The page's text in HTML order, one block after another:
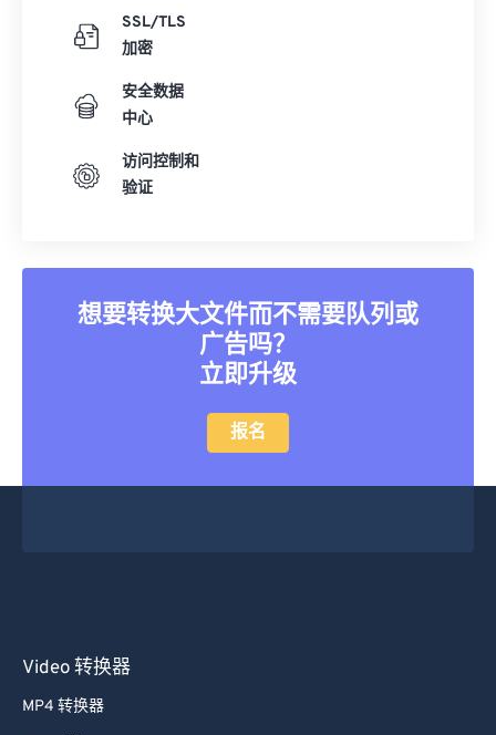
SSL/TLS
加密
安全数据
中心
访问控制和
验证
想要转换大文件而不需要队列或
广告吗？
立即升级
报名
Video 转换器
MP4 转换器